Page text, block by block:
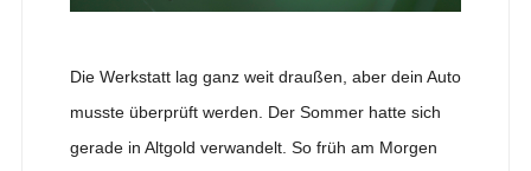
Die Werkstatt lag ganz weit draußen, aber dein Auto
musste überprüft werden. Der Sommer hatte sich
gerade in Altgold verwandelt. So früh am Morgen